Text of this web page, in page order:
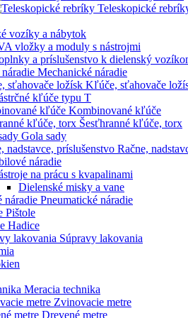
Teleskopické
vozíky a nábytok
vložky a moduly s nástrojmi
a príslušenstvo k dielenský
Mechanické náradie
Kľúče, sťahovače
kľúče typu T
Kombinované kľúče
Šesťhranné kľúče, torx
Gola sady
Račne,
náradie
na prácu s kvapalinami
Dielenské misky a vane
Pneumatické náradie
Pištole
Hadice
Súpravy lakovania
Meracia technika
Zvinovacie metre
Drevené metre